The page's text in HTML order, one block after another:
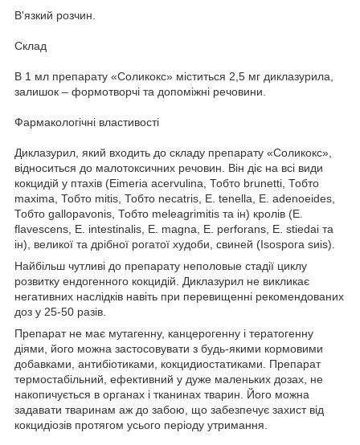
В'язкий розчин.
Склад
В 1 мл препарату «Соликокс» міститься 2,5 мг диклазурила,
залишок – формотворчі та допоміжні речовини.
Фармакологічні властивості
Диклазурил, який входить до складу препарату «Соликокс»,
відноситься до малотоксичних речовин. Він діє на всі види
кокцидій у птахів (Eimeria acervulina, Тобто brunetti, Тобто
maxima, Тобто mitis, Тобто necatris, Е. tenella, E. adenoeides,
Тобто gallopavonis, Тобто meleagrimitis та ін) кролів (E.
flavescens, E. іntestіnalіs, E. magna, E. perforans, E. stіedaі та
ін), великої та дрібної рогатої худоби, свиней (Іѕоѕрога ѕиіѕ).
Найбільш чутливі до препарату неполовые стадії циклу
розвитку ендогенного кокцидій. Диклазурил не викликає
негативних наслідків навіть при перевищенні рекомендованих
доз у 25-50 разів.
Препарат не має мутагенну, канцерогенну і тератогенну
діями, його можна застосовувати з будь-якими кормовими
добавками, антибіотиками, кокцидиостатиками. Препарат
термостабільний, ефективний у дуже маленьких дозах, не
накопичується в органах і тканинах тварин. Його можна
задавати тваринам аж до забою, що забезпечує захист від
кокцидіозів протягом усього періоду утримання.